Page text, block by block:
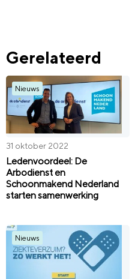
Gerelateerd
Nieuws
31 oktober 2022
Ledenvoordeel: De
Arbodienst en
Schoonmakend Nederland
starten samenwerking
Nieuws